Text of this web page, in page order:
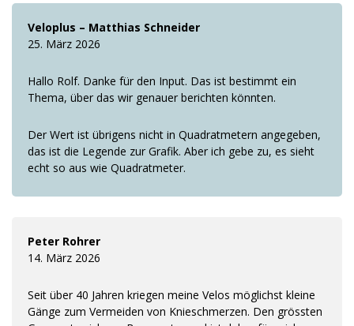
Veloplus – Matthias Schneider
25. März 2026
Hallo Rolf. Danke für den Input. Das ist bestimmt ein
Thema, über das wir genauer berichten könnten.
Der Wert ist übrigens nicht in Quadratmetern angegeben,
das ist die Legende zur Grafik. Aber ich gebe zu, es sieht
echt so aus wie Quadratmeter.
Peter Rohrer
14. März 2026
Seit über 40 Jahren kriegen meine Velos möglichst kleine
Gänge zum Vermeiden von Knieschmerzen. Den grössten